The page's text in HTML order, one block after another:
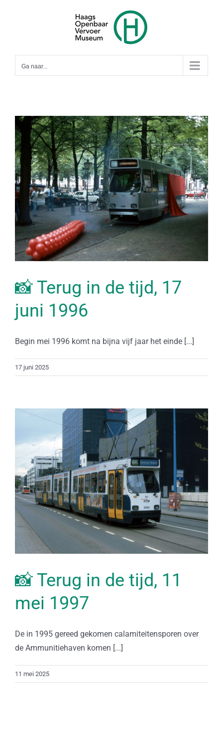
Ga naar...
📸 Terug in de tijd, 17
juni 1996
Begin mei 1996 komt na bijna vijf jaar het einde [...]
17 juni 2025
📸 Terug in de tijd, 11
mei 1997
De in 1995 gereed gekomen calamiteitensporen over
de Ammunitiehaven komen [...]
11 mei 2025